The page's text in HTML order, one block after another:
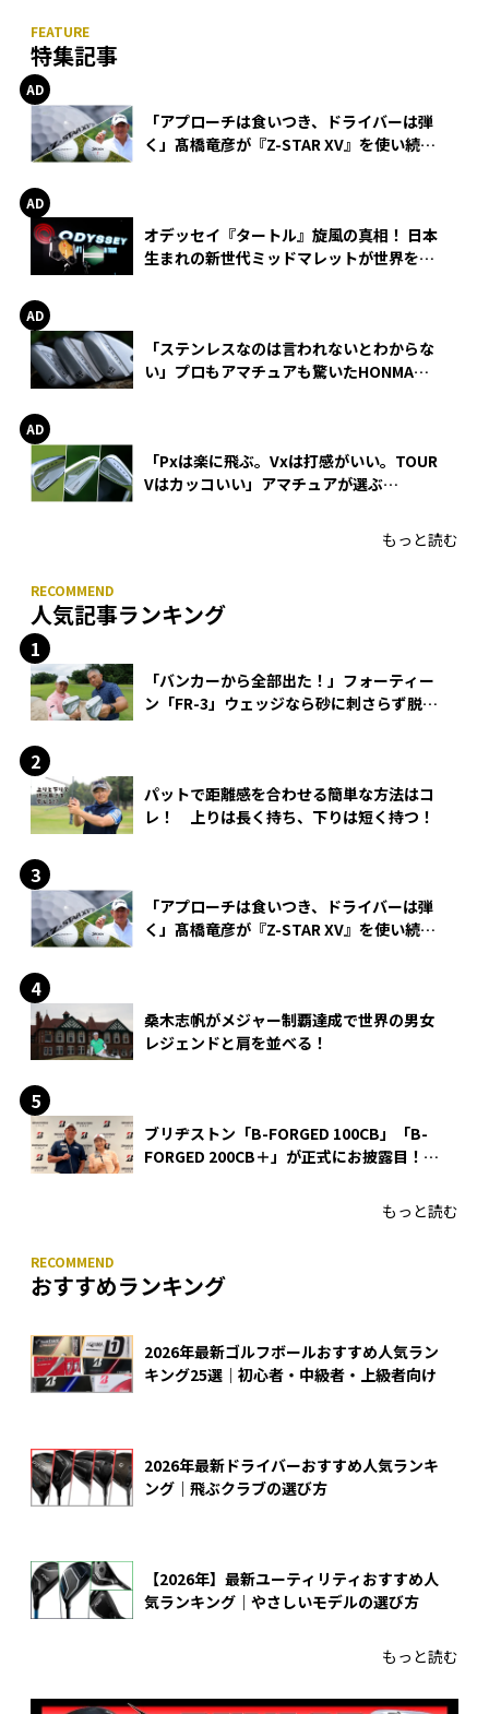
特集記事
「アプローチは食いつき、ドライバーは弾
く」髙橋竜彦が『Z-STAR XV』を使い続け
オデッセイ『タートル』旋風の真相！ 日本
生まれの新世代ミッドマレットが世界を席
「ステンレスなのは言われないとわからな
い」プロもアマチュアも驚いたHONMA
「Pxは楽に飛ぶ。Vxは打感がいい。TOUR
Vはカッコいい」アマチュアが選ぶ
もっと読む
人気記事ランキング
「バンカーから全部出た！」フォーティー
ン「FR-3」ウェッジなら砂に刺さらず脱出
パットで距離感を合わせる簡単な方法はコ
レ！ 上りは長く持ち、下りは短く持つ！
「アプローチは食いつき、ドライバーは弾
く」髙橋竜彦が『Z-STAR XV』を使い続け
桑木志帆がメジャー制覇達成で世界の男女
レジェンドと肩を並べる！
ブリヂストン「B-FORGED 100CB」「B-
FORGED 200CB＋」が正式にお披露目！
もっと読む
おすすめランキング
2026年最新ゴルフボールおすすめ人気ラン
キング25選｜初心者・中級者・上級者向け
2026年最新ドライバーおすすめ人気ランキ
ング｜飛ぶクラブの選び方
【2026年】最新ユーティリティおすすめ人
気ランキング｜やさしいモデルの選び方
もっと読む